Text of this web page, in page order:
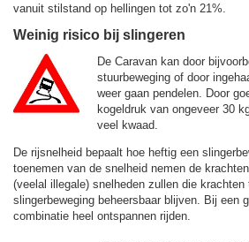
vanuit stilstand op hellingen tot zo'n 21%.
Weinig risico bij slingeren
De Caravan kan door
stuurbeweging of door
weer gaan pendelen. Door
kogeldruk van ongeveer 30
veel kwaad.
De rijsnelheid bepaalt hoe heftig een
toenemen van de snelheid nemen de
(veelal illegale) snelheden zullen die krachten
slingerbeweging beheersbaar blijven. Bij een
combinatie heel ontspannen rijden.